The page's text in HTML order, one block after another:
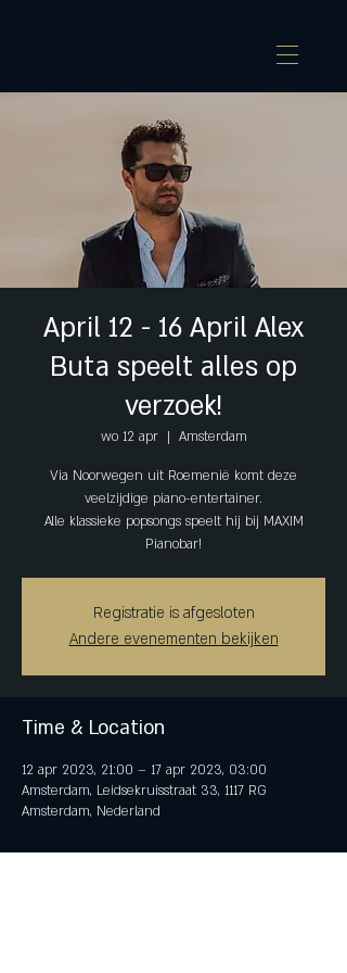
April 12 - 16 April Alex
Buta speelt alles op
verzoek!
wo 12 apr
  |
Amsterdam
Via Noorwegen uit Roemenië komt deze
veelzijdige piano-entertainer.
Alle klassieke popsongs speelt hij bij MAXIM
Pianobar!
Registratie is afgesloten
Andere evenementen bekijken
Time & Location
12 apr 2023, 21:00 – 17 apr 2023, 03:00
Amsterdam, Leidsekruisstraat 33, 1117 RG
Amsterdam, Nederland